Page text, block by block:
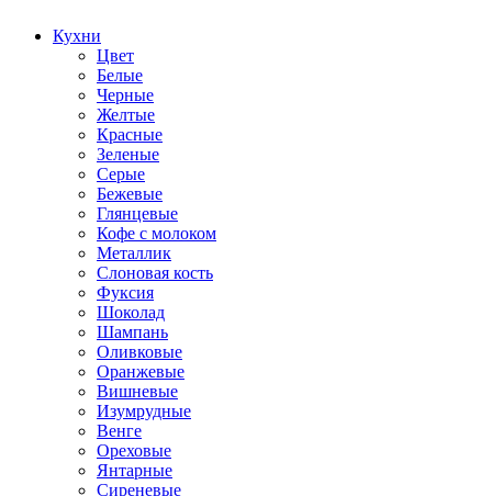
Кухни
Цвет
Белые
Черные
Желтые
Красные
Зеленые
Серые
Бежевые
Глянцевые
Кофе с молоком
Металлик
Слоновая кость
Фуксия
Шоколад
Шампань
Оливковые
Оранжевые
Вишневые
Изумрудные
Венге
Ореховые
Янтарные
Сиреневые